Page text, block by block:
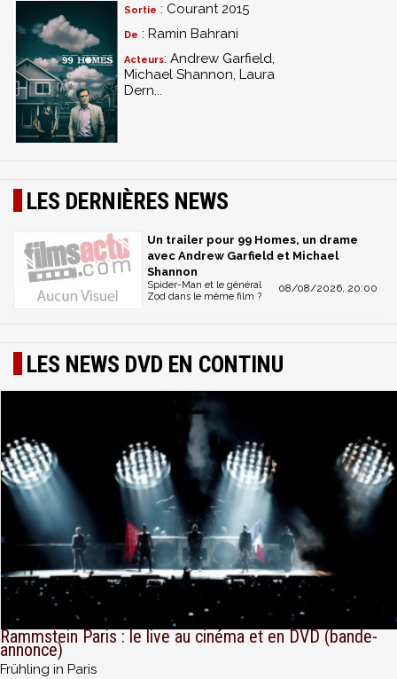
Sortie : Courant 2015
De : Ramin Bahrani
Acteurs: Andrew Garfield,
Michael Shannon, Laura
Dern...
LES DERNIÈRES NEWS
Un trailer pour 99 Homes, un drame
avec Andrew Garfield et Michael
Shannon
08/08/2026, 20:00
Spider-Man et le général
Zod dans le même film ?
LES NEWS DVD EN CONTINU
Rammstein Paris : le live au cinéma et en DVD (bande-
annonce)
Frühling in Paris